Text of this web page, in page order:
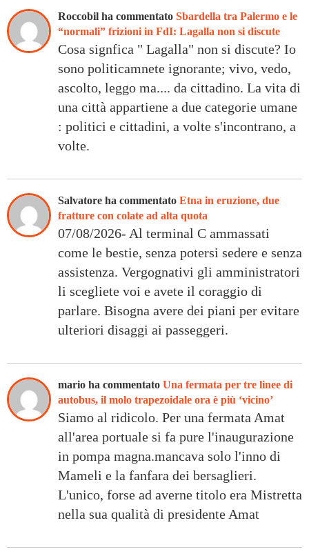
Roccobil ha commentato Sbardella tra Palermo e le
“normali” frizioni in FdI: Lagalla non si discute
Cosa signfica " Lagalla" non si discute? Io
sono politicamnete ignorante; vivo, vedo,
ascolto, leggo ma.... da cittadino. La vita di
una città appartiene a due categorie umane
: politici e cittadini, a volte s'incontrano, a
volte.
Salvatore ha commentato Etna in eruzione, due
fratture con colate ad alta quota
07/08/2026- Al terminal C ammassati
come le bestie, senza potersi sedere e senza
assistenza. Vergognativi gli amministratori
li scegliete voi e avete il coraggio di
parlare. Bisogna avere dei piani per evitare
ulteriori disaggi ai passeggeri.
mario ha commentato Una fermata per tre linee di
autobus, il molo trapezoidale ora è più ‘vicino’
Siamo al ridicolo. Per una fermata Amat
all'area portuale si fa pure l'inaugurazione
in pompa magna.mancava solo l'inno di
Mameli e la fanfara dei bersaglieri.
L'unico, forse ad averne titolo era Mistretta
nella sua qualità di presidente Amat